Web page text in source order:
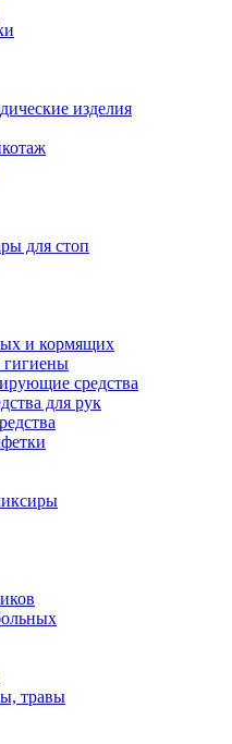
изделия
для стоп
и кормящих
гигиены
средства
для рук
травы